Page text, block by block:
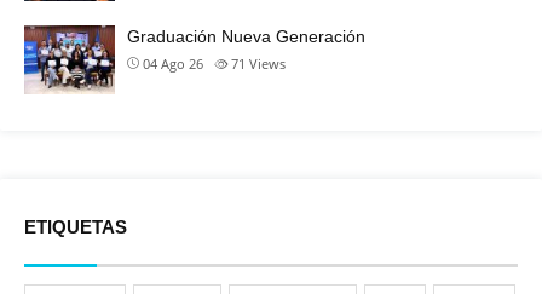
Graduación Nueva Generación
04 Ago 26 71 Views
ETIQUETAS